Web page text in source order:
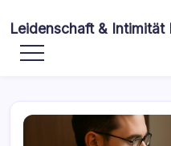
content
Leidenschaft & Intimität